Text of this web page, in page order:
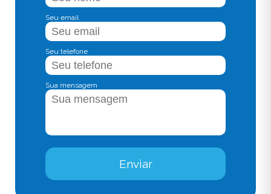
Seu email
Seu telefone
Sua mensagem
Enviar